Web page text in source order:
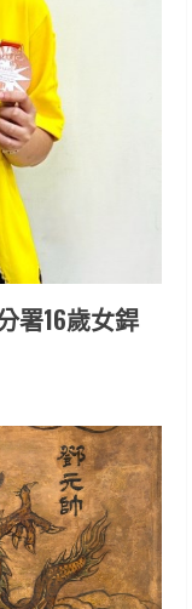
署16歲女銲